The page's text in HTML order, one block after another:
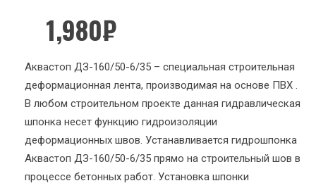
1,980₽
Аквастоп ДЗ-160/50-6/35 – специальная строительная
деформационная лента, производимая на основе ПВХ .
В любом строительном проекте данная гидравлическая
шпонка несет функцию гидроизоляции
деформационных швов. Устанавливается гидрошпонка
Аквастоп ДЗ-160/50-6/35 прямо на строительный шов в
процессе бетонных работ. Установка шпонки